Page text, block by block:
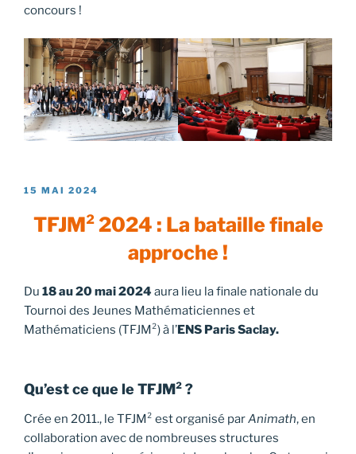
concours !
PUBLIÉ
15 MAI 2024
TFJM² 2024 : La bataille finale
approche !
Du 18 au 20 mai 2024 aura lieu la finale nationale du
Tournoi des Jeunes Mathématiciennes et
Mathématiciens (TFJM²) à l’ENS Paris Saclay.
Qu’est ce que le TFJM² ?
Crée en 2011., le TFJM² est organisé parAnimath, en
collaboration avec de nombreuses structures